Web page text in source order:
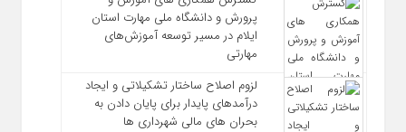
پرورش و دانشگاه ملی مهارت استان
ایلام در مسیر توسعه آموزش‌های
مهارتی
لزوم اصلاح ساختار تشکیلاتی و ایجاد
درآمدهای پایدار برای پایان دادن به
بحران‌ های مالی شهرداری‌ ها